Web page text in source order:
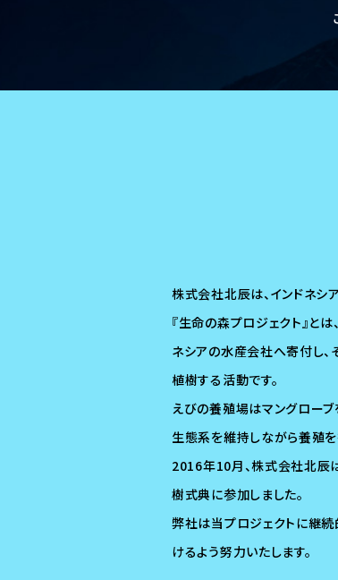
株式会社北辰は、インドネシ
『生命の森プロジェクト』と
ネシアの水産会社へ寄付し、
植樹する活動です。
えびの養殖場はマングローブ
生態系を維持しながら養殖を
2016年10月、株式会社北辰
樹式典に参加しました。
弊社は当プロジェクトに継
けるよう努力いたします。